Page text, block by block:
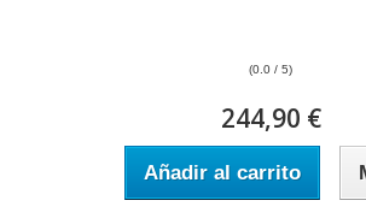
(0.0 / 5)
244,90 €
Añadir al carrito